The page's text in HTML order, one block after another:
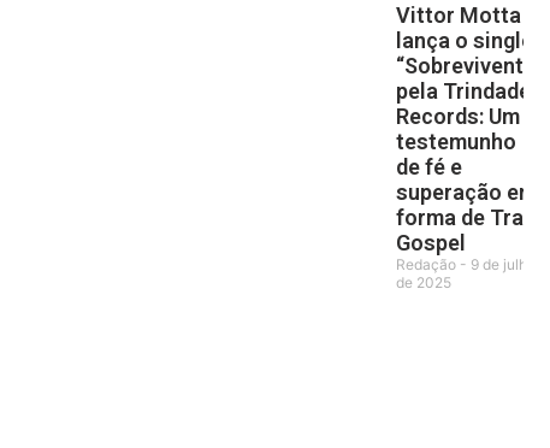
Vittor Motta
lança o single
“Sobrevivente”
pela Trindade
Records: Um
testemunho
de fé e
superação em
forma de Trap
Gospel
Redação
9 de julho
de 2025